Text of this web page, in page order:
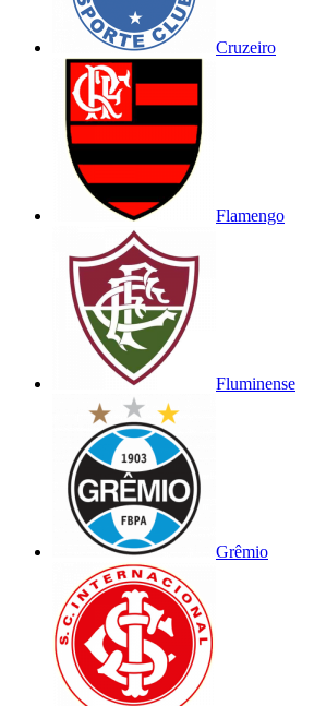
Cruzeiro
Flamengo
Fluminense
Grêmio